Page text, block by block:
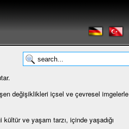
değişiklikleri içsel ve çevresel imgelerle
ve yaşam tarzı, içinde yaşadığı